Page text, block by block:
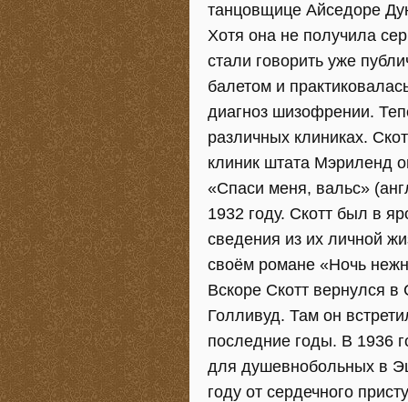
танцовщице Айседоре
Хотя она не получила
стали говорить уже
балетом и
диагноз шизофрении.
различных клиниках.
клиник штата Мэриленд
«Спаси меня, вальс»
1932 году. Скотт был в
сведения из их личной
своём романе «Ночь
Вскоре Скотт вернулся
Голливуд. Там он
последние годы. В 1936
для душевнобольных в
году от сердечного